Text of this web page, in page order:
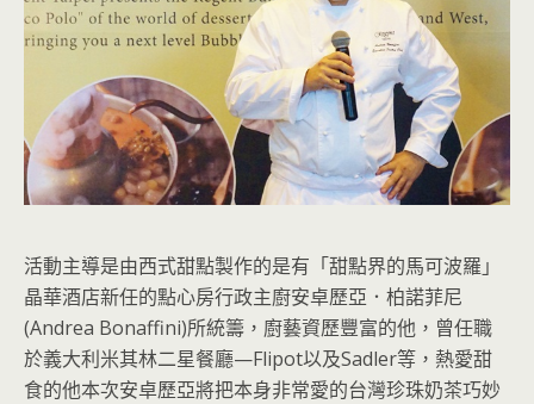
活動主導是由西式甜點製作的是有「甜點界的馬可波羅」
晶華酒店新任的點心房行政主廚安卓歷亞．柏諾菲尼
(Andrea Bonaffini)所統籌，廚藝資歷豐富的他，曾任職
於義大利米其林二星餐廳—Flipot以及Sadler等，熱愛甜
食的他本次安卓歷亞將把本身非常愛的台灣珍珠奶茶巧妙